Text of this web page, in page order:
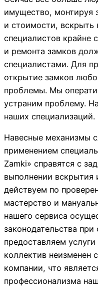
имущество, монтируя
и стоимости,
специалистов крайне
и ремонта замков
специалистами. Для
открытие замков
проблемы. Мы
устраним проблему.
наших специализаций.
Навесные механизмы
применением
Zamki» справятся с
выполнении
действуем по
мастерство и
нашего сервиса
законодательства
предоставляем
коллектив неизменен
компании, что
профессионализма